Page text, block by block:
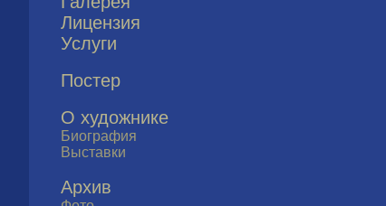
Лицензия
Услуги
Постер
О художнике
Биография
Выставки
Архив